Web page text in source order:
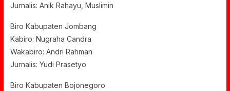
Jurnalis: Anik Rahayu, Muslimin
Biro Kabupaten Jombang
Kabiro: Nugraha Candra
Wakabiro: Andri Rahman
Jurnalis: Yudi Prasetyo
Biro Kabupaten Bojonegoro